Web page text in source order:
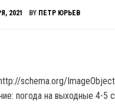
2021 BY ПЕТР ЮРЬЕВ
schema.org/ImageObject